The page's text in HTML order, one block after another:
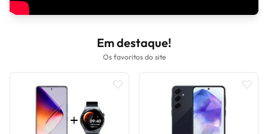
Em destaque!
Os favoritos do site